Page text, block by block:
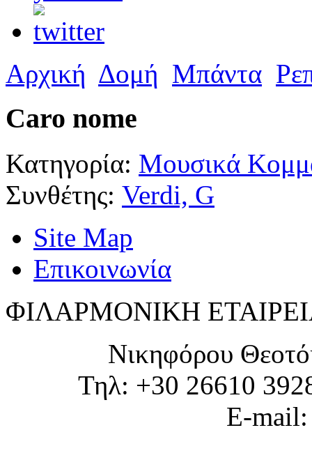
Αρχική Δομή Μπάντα
Caro nome
Κατηγορία: Μουσικά
Συνθέτης: Verdi, G
Site Map
Επικοινωνία
ΦΙΛΑΡΜΟΝΙΚΗ
Νικηφόρου
Τηλ: +30 26610
E-